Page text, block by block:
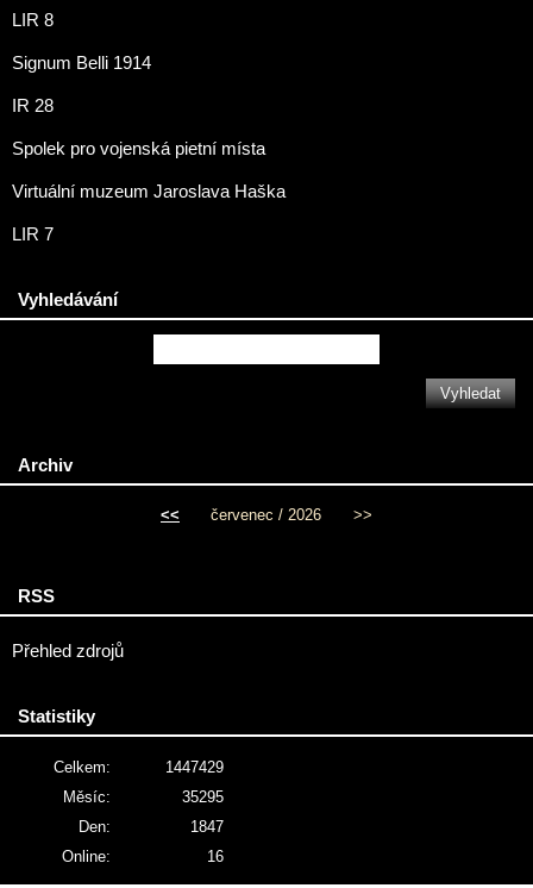
LIR 8
Signum Belli 1914
IR 28
Spolek pro vojenská pietní místa
Virtuální muzeum Jaroslava Haška
LIR 7
Vyhledávání
Archiv
<< červenec / 2026 >>
RSS
Přehled zdrojů
Statistiky
Online: 16
Celkem:
1447429
Měsíc:
35295
Den:
1847